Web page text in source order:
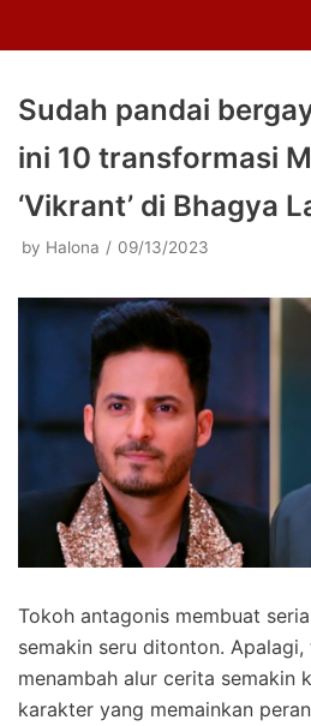
Sudah pandai
ini 10 transformasi
‘Vikrant’ di Bhagya
by Halona 09/13/2023
Tokoh antagonis membuat
semakin seru ditonton.
menambah alur cerita semakin
karakter yang memainkan